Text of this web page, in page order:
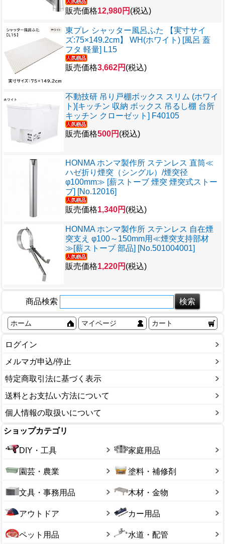
販売価格12,980円 (税込)
東プレ シャッター風呂ふた 【実寸サイ
ズ:75×149.2cm】 WH(ホワイト) [風呂 蓋
フタ 軽量] L15
販売価格3,662円 (税込)
不動技研 吊り戸棚ボックス スリム (ホワイ
ト)[キッチン 収納 ボックス 吊るし棚 台所
キッチン クローゼット] F40105
販売価格500円 (税込)
HONMA ホンマ製作所 ステンレス 直筒≪
ハゼ折り煙突（シングル）/煙突径
φ100mm≫ [薪ストーブ 煙突 煙突式ストー
ブ] [No.12016]
販売価格1,340円 (税込)
HONMA ホンマ製作所 ステンレス 自在煙
突支え φ100～150mm用≪煙突支持部材
≫[薪ストーブ 部品] [No.501004001]
販売価格1,220円 (税込)
商品検索
ホーム マイページ カート
ログイン
メルマガ申込/停止
特定商取引法に基づく表示
送料とお支払い方法について
個人情報の取扱いについて
ショップカテゴリ
DIY・工具 家庭用品
園芸・農業 塗料・補修剤
文具・事務用品 木材・金物
アウトドア カー用品
ペット用品 水道・配管